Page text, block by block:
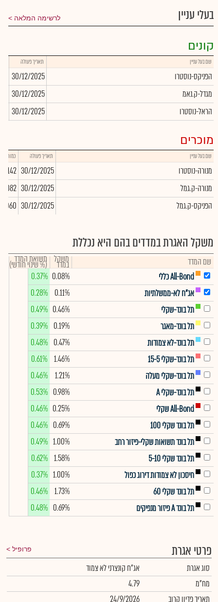
בעלי עניין לרשימה המלאה
קונים
שם בעל עניין תאריך פעולה
הפניקס-נוסטרו 30/12/2025
מגדל-ק.נאמ
30/12/2025
הראל-נוסטרו
30/12/2025
מוכרים
שם בעל עניין תאריך פעולה כמות
מנורה-נוסטרו 30/12/2025
מנורה-ק.גמל
30/12/2025
הפניקס-ק.גמל
30/12/2025
משקל האגרת במדדים בהם היא נכללת
שם המדד משקל
במדד תשואת המדד
(% שינוי חודשי)
All-Bond כללי
0.08%
0.37%
אג"ח לא-ממשלתיות
0.11%
0.28%
תל בונד-שקלי
0.46%
0.49%
תל בונד-מאגר
0.19%
0.39%
תל בונד-לא צמודות
0.47%
0.48%
תל בונד-שקלי 15-5
1.46%
0.61%
תל בונד-שקלי מעלה
1.21%
0.46%
תל בונד-שקלי A
0.98%
0.53%
All-Bond שקלי
0.25%
0.46%
תל בונד שקלי 100
0.69%
0.46%
תל בונד תשואות שקלי-פיזור רחב
1.00%
0.49%
תל בונד שקלי 5-10
1.58%
0.62%
חיסכון לא צמודות דירוג כפול
1.00%
0.37%
תל בונד שקלי 60
1.73%
0.46%
תל בונד A פיזור מנפיקים
0.69%
0.48%
פרטי אגרת פרופיל
סוג אגרת
אג"ח קונצרני לא צמוד
מח"מ
4.79
תאריך פדיון קרוב
24/9/2026